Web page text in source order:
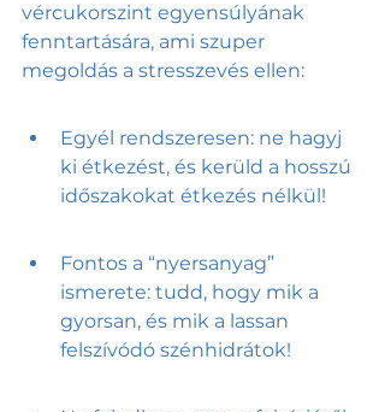
vércukorszint egyensúlyának
fenntartására, ami szuper
megoldás a stresszevés ellen:
Egyél rendszeresen: ne hagyj
ki étkezést, és kerüld a hosszú
időszakokat étkezés nélkül!
Fontos a “nyersanyag”
ismerete: tudd, hogy mik a
gyorsan, és mik a lassan
felszívódó szénhidrátok!